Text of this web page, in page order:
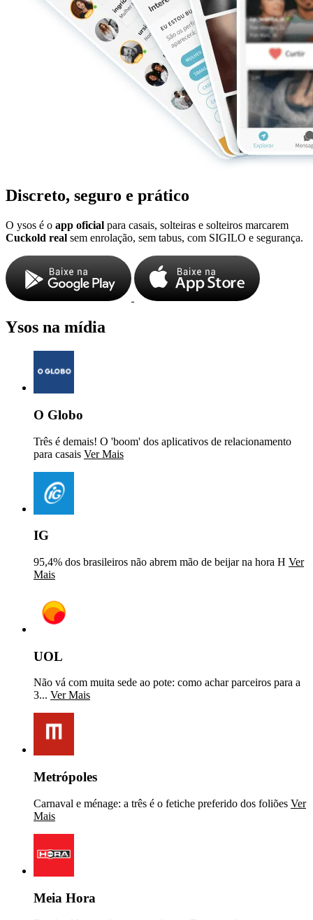
Discreto, seguro e prático
O ysos é o app oficial para casais, solteiras e solteiros marcarem
Cuckold real sem enrolação, sem tabus, com SIGILO e segurança.
Ysos na mídia
O Globo
Três é demais! O 'boom' dos aplicativos de relacionamento
para casais Ver Mais
IG
95,4% dos brasileiros não abrem mão de beijar na hora H Ver
Mais
UOL
Não vá com muita sede ao pote: como achar parceiros para a
3... Ver Mais
Metrópoles
Carnaval e ménage: a três é o fetiche preferido dos foliões Ver
Mais
Meia Hora